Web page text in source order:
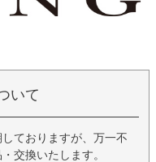
いて
ておりますが、万一不
交換いたします。